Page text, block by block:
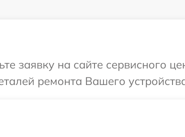
заявку на сайте сервисного
ремонта Вашего